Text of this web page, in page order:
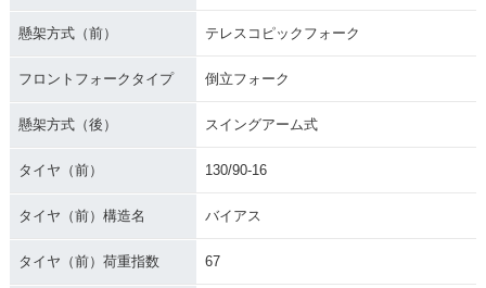
懸架方式（前） テレスコピックフォーク
フロントフォークタイプ 倒立フォーク
懸架方式（後） スイングアーム式
タイヤ（前） 130/90-16
タイヤ（前）構造名 バイアス
タイヤ（前）荷重指数 67